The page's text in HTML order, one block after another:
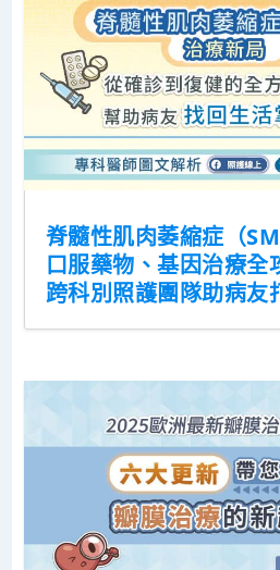
脊髓性肌肉萎縮症（
口服藥物、基因治療全
跨科別照護團隊助病友